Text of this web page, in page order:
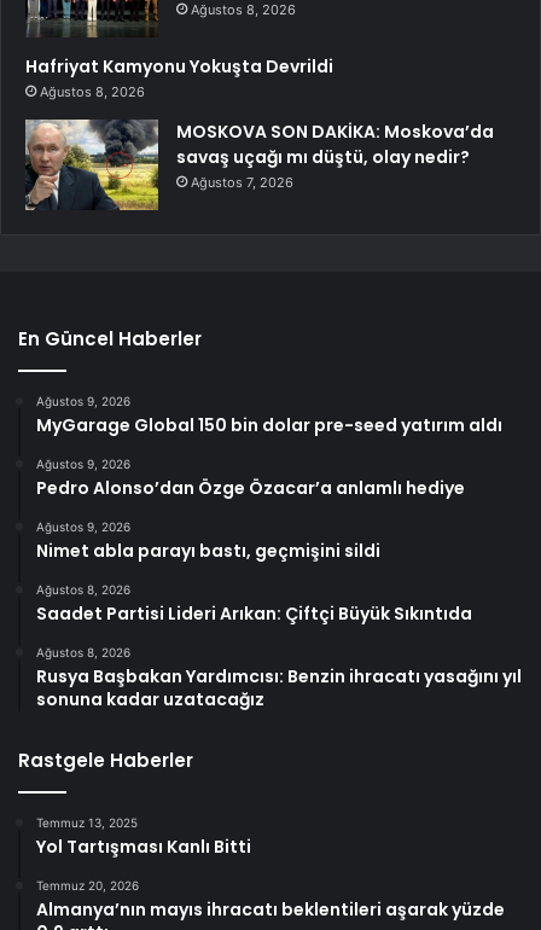
Ağustos 8, 2026
Hafriyat Kamyonu Yokuşta Devrildi
Ağustos 8, 2026
MOSKOVA SON DAKİKA: Moskova’da
savaş uçağı mı düştü, olay nedir?
Ağustos 7, 2026
En Güncel Haberler
Ağustos 9, 2026
MyGarage Global 150 bin dolar pre-seed yatırım aldı
Ağustos 9, 2026
Pedro Alonso’dan Özge Özacar’a anlamlı hediye
Ağustos 9, 2026
Nimet abla parayı bastı, geçmişini sildi
Ağustos 8, 2026
Saadet Partisi Lideri Arıkan: Çiftçi Büyük Sıkıntıda
Ağustos 8, 2026
Rusya Başbakan Yardımcısı: Benzin ihracatı yasağını yıl
sonuna kadar uzatacağız
Rastgele Haberler
Temmuz 13, 2025
Yol Tartışması Kanlı Bitti
Temmuz 20, 2026
Almanya’nın mayıs ihracatı beklentileri aşarak yüzde